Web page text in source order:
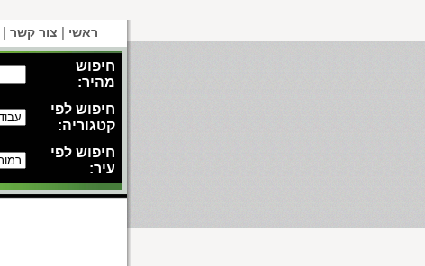
ראשי | צור קשר |
חיפוש
מהיר:
חיפוש לפי
קטגוריה:
חיפוש לפי
עיר: